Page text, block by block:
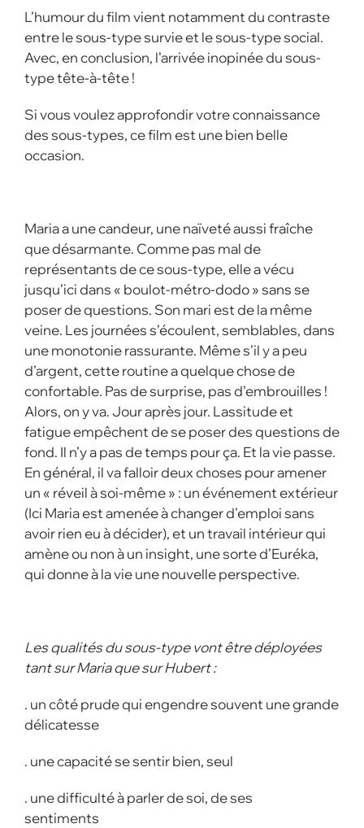
L’humour du film vient notamment du contraste
entre le sous-type survie et le sous-type social.
Avec, en conclusion, l’arrivée inopinée du sous-
type tête-à-tête !
Si vous voulez approfondir votre connaissance
des sous-types, ce film est une bien belle
occasion.
Maria a une candeur, une naïveté aussi fraîche
que désarmante. Comme pas mal de
représentants de ce sous-type, elle a vécu
jusqu’ici dans « boulot-métro-dodo » sans se
poser de questions. Son mari est de la même
veine. Les journées s’écoulent, semblables, dans
une monotonie rassurante. Même s’il y a peu
d’argent, cette routine a quelque chose de
confortable. Pas de surprise, pas d’embrouilles !
Alors, on y va. Jour après jour. Lassitude et
fatigue empêchent de se poser des questions de
fond. Il n’y a pas de temps pour ça. Et la vie passe.
En général, il va falloir deux choses pour amener
un « réveil à soi-même » : un événement extérieur
(Ici Maria est amenée à changer d’emploi sans
avoir rien eu à décider), et un travail intérieur qui
amène ou non à un insight, une sorte d’Euréka,
qui donne à la vie une nouvelle perspective.
Les qualités du sous-type vont être déployées
tant sur Maria que sur Hubert :
. un côté prude qui engendre souvent une grande
délicatesse
. une capacité se sentir bien, seul
. une difficulté à parler de soi, de ses
sentiments